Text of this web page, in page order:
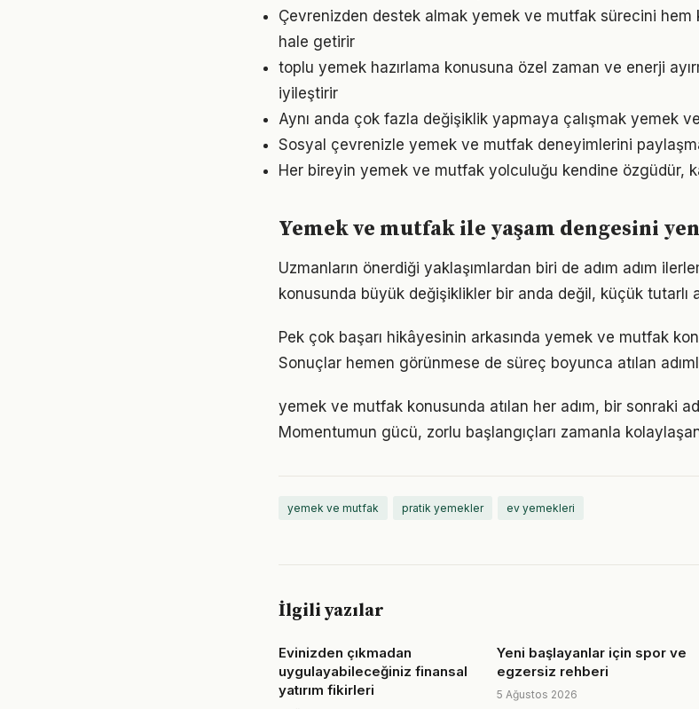
Çevrenizden destek almak yemek ve mutfak sürecini hem
hale getirir
toplu yemek hazırlama konusuna özel zaman ve enerji
iyileştirir
Aynı anda çok fazla değişiklik yapmaya çalışmak yemek
Sosyal çevrenizle yemek ve mutfak deneyimlerini
Her bireyin yemek ve mutfak yolculuğu kendine özgüdür,
Yemek ve mutfak ile yaşam dengesini
Uzmanların önerdiği yaklaşımlardan biri de adım adım
konusunda büyük değişiklikler bir anda değil, küçük tutarlı
Pek çok başarı hikâyesinin arkasında yemek ve mutfak
Sonuçlar hemen görünmese de süreç boyunca atılan
yemek ve mutfak konusunda atılan her adım, bir sonraki
Momentumun gücü, zorlu başlangıçları zamanla
yemek ve mutfak pratik yemekler ev yemekleri
İlgili yazılar
Evinizden çıkmadan
uygulayabileceğiniz finansal
yatırım fikirleri
Yeni başlayanlar için spor ve
egzersiz rehberi
5 Ağustos 2026